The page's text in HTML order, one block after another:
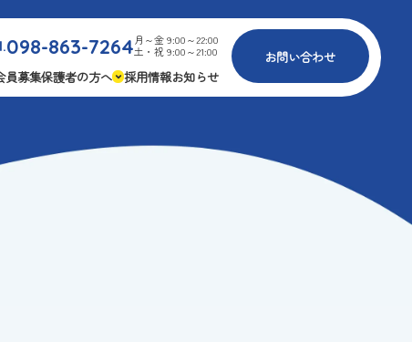
098-863-7264月～金 9:00～22:00
土・祝 9:00～21:00
お問い合わせ
員募集保護者の方へ
ゴールデンエイジ
採用情報お知らせ